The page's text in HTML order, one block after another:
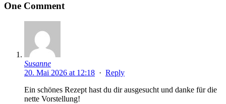
One Comment
Susanne
20. Mai 2026 at 12:18 · Reply
Ein schönes Rezept hast du dir ausgesucht und danke für die
nette Vorstellung!